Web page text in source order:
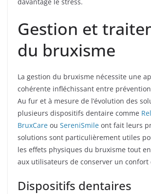
Gestion et
du bruxisme
La gestion du bruxisme nécessite une
cohérente infléchissant entre
Au fur et à mesure de l’évolution des
plusieurs dispositifs dentaire comme
BruxCare ou SereniSmile ont fait leurs
solutions sont particulièrement utiles
les effets physiques du bruxisme tout
aux utilisateurs de conserver un confort
Dispositifs dentaires